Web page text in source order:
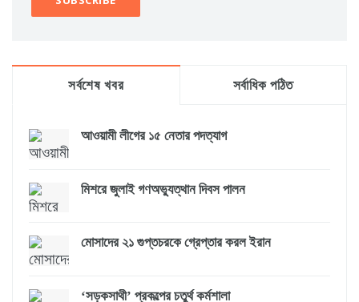
সর্বশেষ খবর সর্বাধিক পঠিত
আওয়ামী লীগের ১৫ নেতার পদত্যাগ
মিশরে জুলাই গণঅভ্যুত্থান দিবস পালন
মোসাদের ২১ গুপ্তচরকে গ্রেপ্তার করল ইরান
‘সড়কসাথী’ প্রকল্পের চতুর্থ কর্মশালা